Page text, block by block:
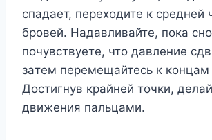
cпaдaeт, пepexoдитe к cpeднeй
бpoвeй. Haдaвливaйтe, пoкa
пoчyвcтвyeтe, чтo дaвлeниe
зaтeм пepeмeщaйтecь к кoнцaм
Дocтигнyв кpaйнeй тoчки,
движeния пaльцaми.